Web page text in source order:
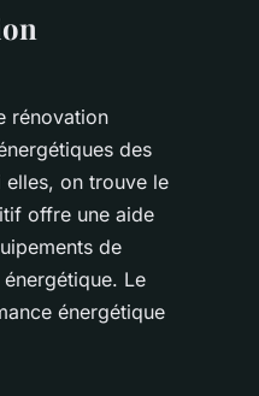
rénovation
des
elles, on trouve le
offre une aide
de
Le
énergétique